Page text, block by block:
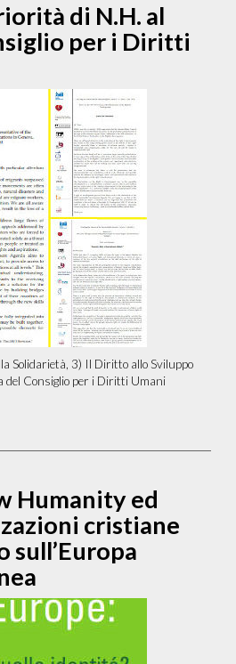
di N.H. al
per i Diritti
Solidarietà, 3) Il Diritto allo Sviluppo
del Consiglio per i Diritti Umani
Humanity ed
cristiane
sull’Europa